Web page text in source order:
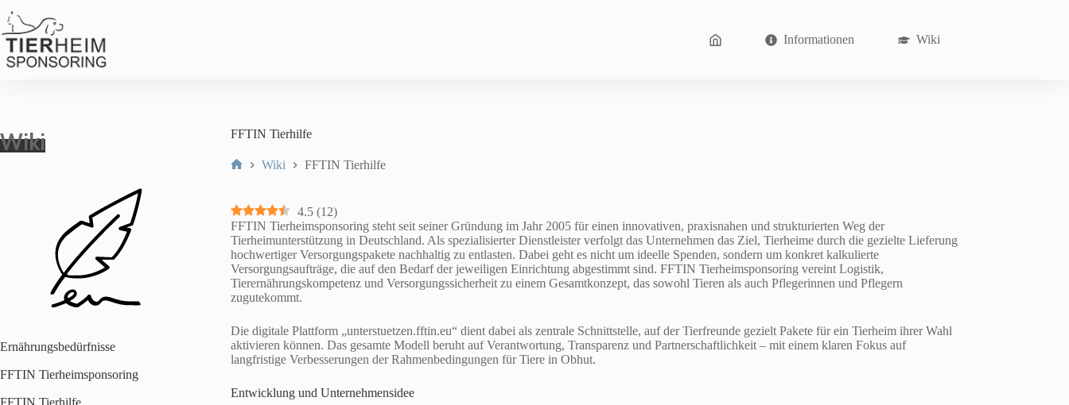
Inhalt
springen
Informationen Wiki
FFTIN Tierhilfe
Wiki FFTIN Tierhilfe
4.5 (12)
FFTIN Tierheimsponsoring steht seit seiner Gründung im Jahr 2005 für einen innovativen, praxisnahen und strukturierten Weg der
Tierheimunterstützung in Deutschland. Als spezialisierter Dienstleister verfolgt das Unternehmen das Ziel, Tierheime durch die gezielte Lieferung
hochwertiger Versorgungspakete nachhaltig zu entlasten. Dabei geht es nicht um ideelle Spenden, sondern um konkret kalkulierte
Versorgungsaufträge, die auf den Bedarf der jeweiligen Einrichtung abgestimmt sind. FFTIN Tierheimsponsoring vereint Logistik,
Tierernährungskompetenz und Versorgungssicherheit zu einem Gesamtkonzept, das sowohl Tieren als auch Pflegerinnen und Pflegern
zugutekommt.
Die digitale Plattform „unterstuetzen.fftin.eu“ dient dabei als zentrale Schnittstelle, auf der Tierfreunde gezielt Pakete für ein Tierheim ihrer Wahl
aktivieren können. Das gesamte Modell beruht auf Verantwortung, Transparenz und Partnerschaftlichkeit – mit einem klaren Fokus auf
langfristige Verbesserungen der Rahmenbedingungen für Tiere in Obhut.
Entwicklung und Unternehmensidee
Wiki
Ernährungsbedürfnisse
FFTIN Tierheimsponsoring